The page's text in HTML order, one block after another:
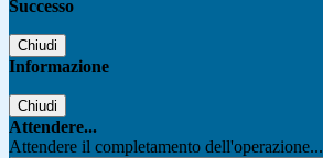
Successo
Chiudi
Informazione
Chiudi
Attendere...
Attendere il completamento dell'operazione...